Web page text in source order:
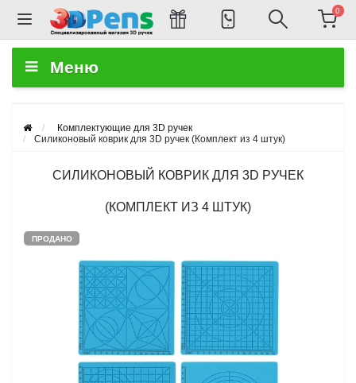
0
Меню
Комплектующие для 3D ручек
Силиконовый коврик для 3D ручек (Комплект из 4 штук)
СИЛИКОНОВЫЙ КОВРИК ДЛЯ 3D РУЧЕК
(КОМПЛЕКТ ИЗ 4 ШТУК)
ПРОДАНО